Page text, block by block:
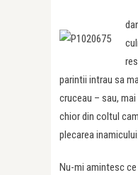
parintii intrau sa
cruceau – sau,
chior din coltul
plecarea inamicului.
Nu-mi amintesc